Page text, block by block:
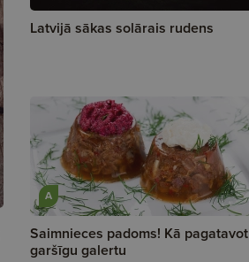
Latvijā sākas solārais rudens
A
Saimnieces padoms! Kā pagatavot
garšīgu galertu